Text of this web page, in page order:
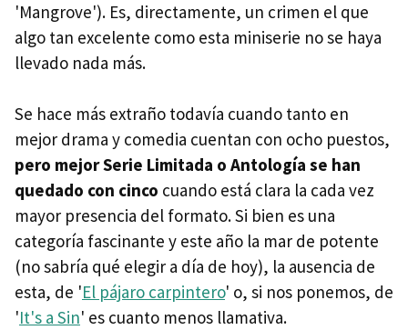
'Mangrove'). Es, directamente, un crimen el que
algo tan excelente como esta miniserie no se haya
llevado nada más.
Se hace más extraño todavía cuando tanto en
mejor drama y comedia cuentan con ocho puestos,
pero mejor Serie Limitada o Antología se han
quedado con cinco cuando está clara la cada vez
mayor presencia del formato. Si bien es una
categoría fascinante y este año la mar de potente
(no sabría qué elegir a día de hoy), la ausencia de
esta, de 'El pájaro carpintero' o, si nos ponemos, de
'It's a Sin' es cuanto menos llamativa.